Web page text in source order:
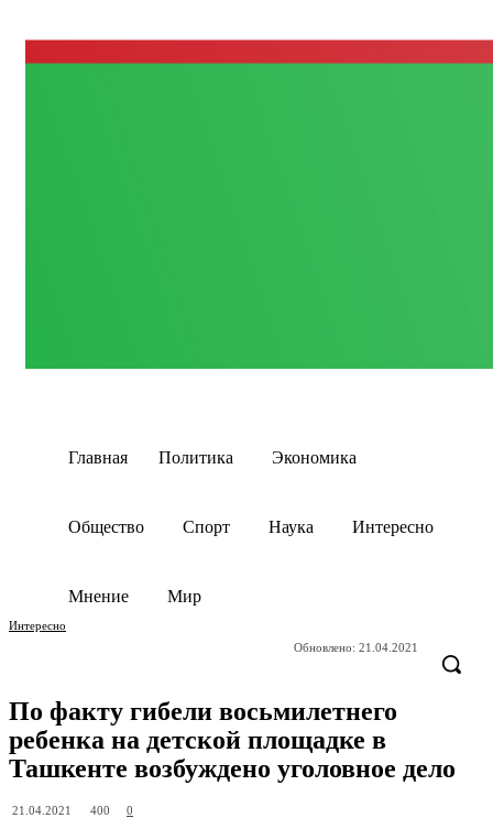
Главная Политика Экономика
Общество Спорт Наука Интересно
Мнение Мир
Интересно
Обновлено: 21.04.2021
По факту гибели восьмилетнего
ребенка на детской площадке в
Ташкенте возбуждено уголовное дело
21.04.2021 400 0